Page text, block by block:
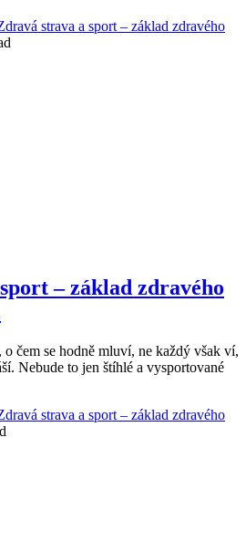
strava a sport – základ zdravého
– základ zdravého
čem se hodně mluví, ne každý však ví,
Nebude to jen štíhlé a vysportované
strava a sport – základ zdravého